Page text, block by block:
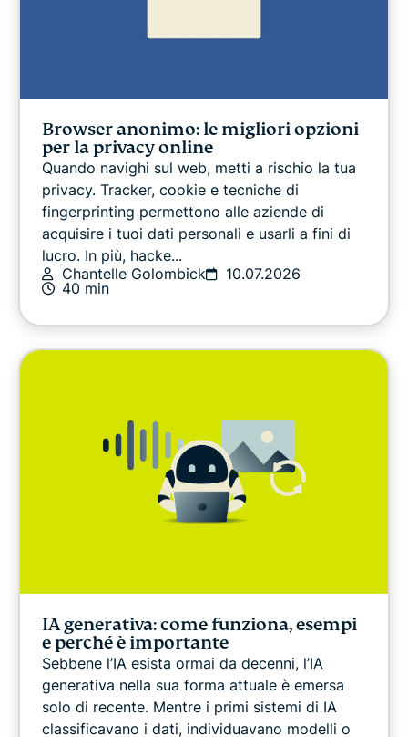
Browser anonimo: le migliori opzioni
per la privacy online
Quando navighi sul web, metti a rischio la tua
privacy. Tracker, cookie e tecniche di
fingerprinting permettono alle aziende di
acquisire i tuoi dati personali e usarli a fini di
lucro. In più, hacke...
Chantelle Golombick
10.07.2026
40 min
IA generativa: come funziona, esempi
e perché è importante
Sebbene l’IA esista ormai da decenni, l’IA
generativa nella sua forma attuale è emersa
solo di recente. Mentre i primi sistemi di IA
classificavano i dati, individuavano modelli o